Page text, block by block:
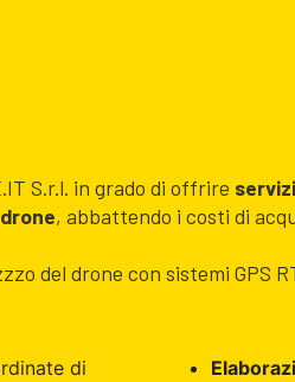
S.r.l. in grado di offrire servizi
drone, abbattendo i costi di
del drone con sistemi
di